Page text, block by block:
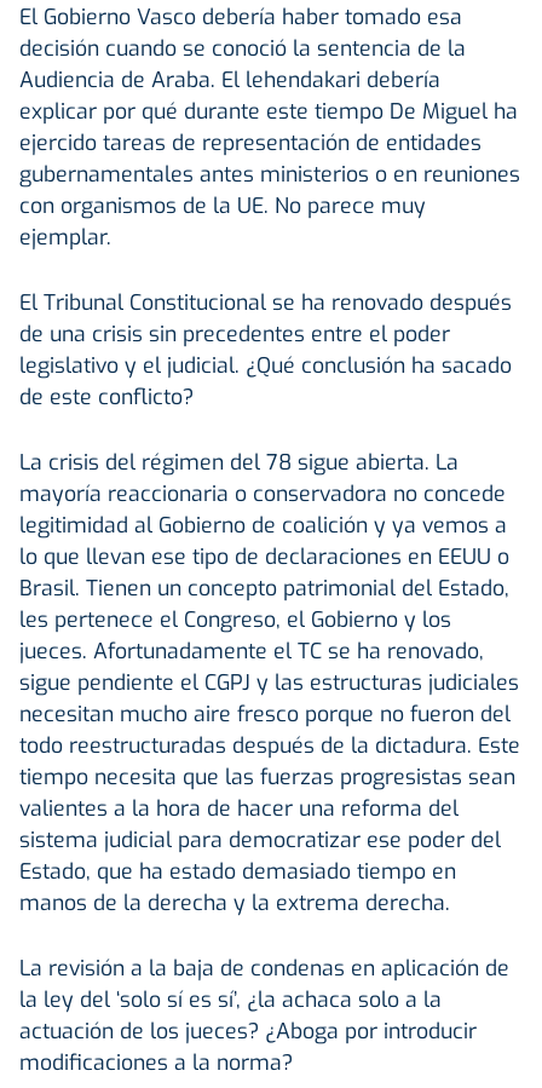
El Gobierno Vasco debería haber tomado esa
decisión cuando se conoció la sentencia de la
Audiencia de Araba. El lehendakari debería
explicar por qué durante este tiempo De Miguel ha
ejercido tareas de representación de entidades
gubernamentales antes ministerios o en reuniones
con organismos de la UE. No parece muy
ejemplar.
El Tribunal Constitucional se ha renovado después
de una crisis sin precedentes entre el poder
legislativo y el judicial. ¿Qué conclusión ha sacado
de este conflicto?
La crisis del régimen del 78 sigue abierta. La
mayoría reaccionaria o conservadora no concede
legitimidad al Gobierno de coalición y ya vemos a
lo que llevan ese tipo de declaraciones en EEUU o
Brasil. Tienen un concepto patrimonial del Estado,
les pertenece el Congreso, el Gobierno y los
jueces. Afortunadamente el TC se ha renovado,
sigue pendiente el CGPJ y las estructuras judiciales
necesitan mucho aire fresco porque no fueron del
todo reestructuradas después de la dictadura. Este
tiempo necesita que las fuerzas progresistas sean
valientes a la hora de hacer una reforma del
sistema judicial para democratizar ese poder del
Estado, que ha estado demasiado tiempo en
manos de la derecha y la extrema derecha.
La revisión a la baja de condenas en aplicación de
la ley del ‘solo sí es sí’, ¿la achaca solo a la
actuación de los jueces? ¿Aboga por introducir
modificaciones a la norma?